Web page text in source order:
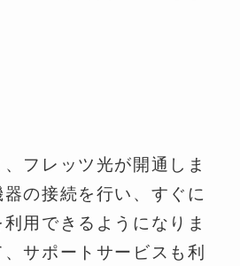
フレッツ光が開通しま
の接続を行い、すぐに
用できるようになりま
サポートサービスも利